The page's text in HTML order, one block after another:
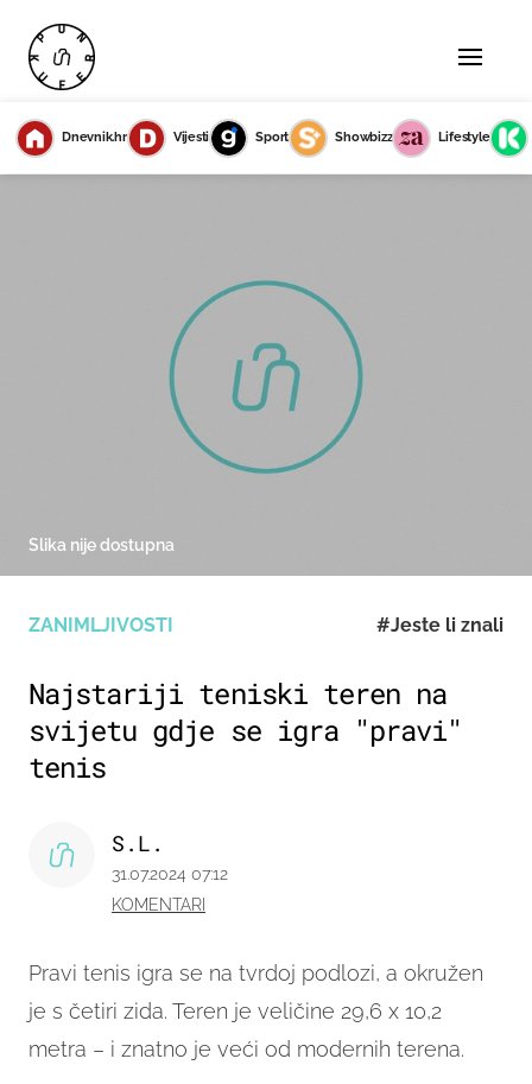
Dnevnik.hr Vijesti Sport Showbizz Lifestyle
ZANIMLJIVOSTI #Jeste li znali
Najstariji teniski teren na
svijetu gdje se igra "pravi"
tenis
Pravi tenis igra se na tvrdoj podlozi, a okružen
je s četiri zida. Teren je veličine 29,6 x 10,2
metra – i znatno je veći od modernih terena.
S.L.
31.07.2024 07:12
KOMENTARI
Slika nije dostupna